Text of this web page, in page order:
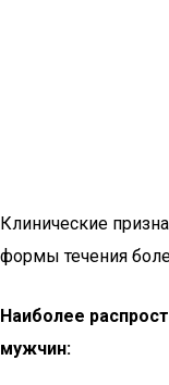
Клинические
формы течения
Наиболее
мужчин: